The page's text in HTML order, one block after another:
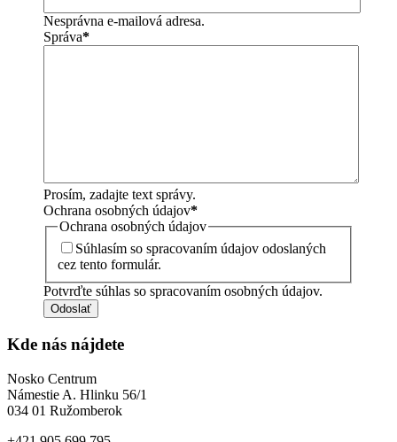
Nesprávna e-mailová adresa.
Správa*
Prosím, zadajte text správy.
Ochrana osobných údajov*
Ochrana osobných údajov
Súhlasím so spracovaním údajov odoslaných
cez tento formulár.
Potvrďte súhlas so spracovaním osobných údajov.
Odoslať
Kde nás nájdete
Nosko Centrum
Námestie A. Hlinku 56/1
034 01 Ružomberok